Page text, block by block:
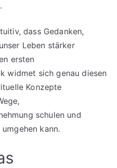
dass Gedanken,
Leben stärker
ersten
widmet sich genau diesen
Konzepte
schulen und
kann.